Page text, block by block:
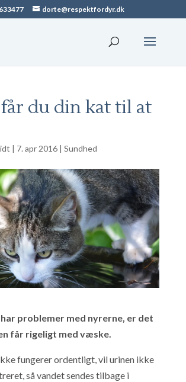
dorte@respektfordyr.dk
får du din kat til at
| 7. apr 2016| Sundhed
problemer med nyrerne, er det
får rigeligt med væske.
fungerer ordentligt, vil urinen ikke
så vandet sendes tilbage i